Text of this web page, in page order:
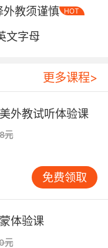
提升，合理的制
划、月计划、周
划时要注意以下
行活动、老师因
生了这些意外情
时该怎么办呢？这
用起来，停电我们
我们可以抄一张小
们可以做一套模
间要充分利用。
教须谨慎 HOT
文字母
更多课程>
外教试听体验课
元
免费领取
体验课
元